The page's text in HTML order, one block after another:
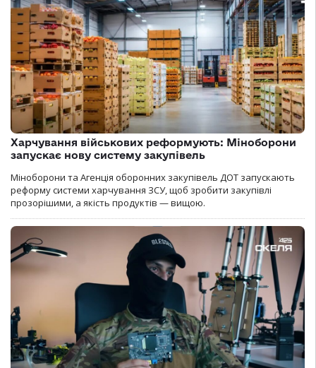
Харчування військових реформують: Міноборони
запускає нову систему закупівель
Міноборони та Агенція оборонних закупівель ДОТ запускають
реформу системи харчування ЗСУ, щоб зробити закупівлі
прозорішими, а якість продуктів — вищою.